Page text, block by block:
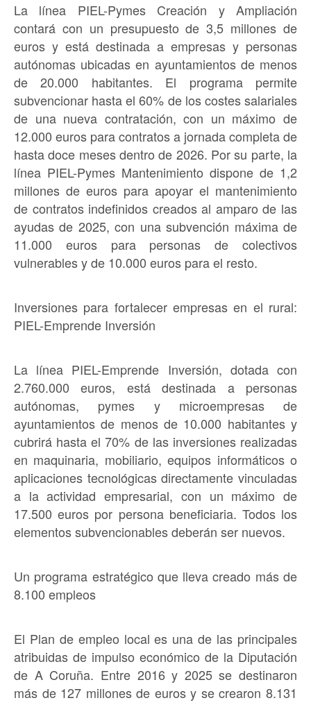
La línea PIEL-Pymes Creación y Ampliación
contará con un presupuesto de 3,5 millones de
euros y está destinada a empresas y personas
autónomas ubicadas en ayuntamientos de menos
de 20.000 habitantes. El programa permite
subvencionar hasta el 60% de los costes salariales
de una nueva contratación, con un máximo de
12.000 euros para contratos a jornada completa de
hasta doce meses dentro de 2026. Por su parte, la
línea PIEL-Pymes Mantenimiento dispone de 1,2
millones de euros para apoyar el mantenimiento
de contratos indefinidos creados al amparo de las
ayudas de 2025, con una subvención máxima de
11.000 euros para personas de colectivos
vulnerables y de 10.000 euros para el resto.
Inversiones para fortalecer empresas en el rural:
PIEL-Emprende Inversión
La línea PIEL-Emprende Inversión, dotada con
2.760.000 euros, está destinada a personas
autónomas, pymes y microempresas de
ayuntamientos de menos de 10.000 habitantes y
cubrirá hasta el 70% de las inversiones realizadas
en maquinaria, mobiliario, equipos informáticos o
aplicaciones tecnológicas directamente vinculadas
a la actividad empresarial, con un máximo de
17.500 euros por persona beneficiaria. Todos los
elementos subvencionables deberán ser nuevos.
Un programa estratégico que lleva creado más de
8.100 empleos
El Plan de empleo local es una de las principales
atribuidas de impulso económico de la Diputación
de A Coruña. Entre 2016 y 2025 se destinaron
más de 127 millones de euros y se crearon 8.131